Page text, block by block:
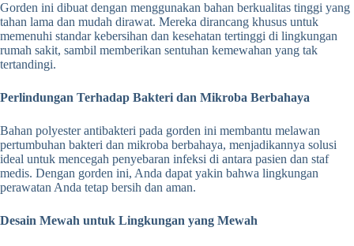
Gorden ini dibuat dengan menggunakan bahan berkualitas tinggi yang
tahan lama dan mudah dirawat. Mereka dirancang khusus untuk
memenuhi standar kebersihan dan kesehatan tertinggi di lingkungan
rumah sakit, sambil memberikan sentuhan kemewahan yang tak
tertandingi.
Perlindungan Terhadap Bakteri dan Mikroba Berbahaya
Bahan polyester antibakteri pada gorden ini membantu melawan
pertumbuhan bakteri dan mikroba berbahaya, menjadikannya solusi
ideal untuk mencegah penyebaran infeksi di antara pasien dan staf
medis. Dengan gorden ini, Anda dapat yakin bahwa lingkungan
perawatan Anda tetap bersih dan aman.
Desain Mewah untuk Lingkungan yang Mewah